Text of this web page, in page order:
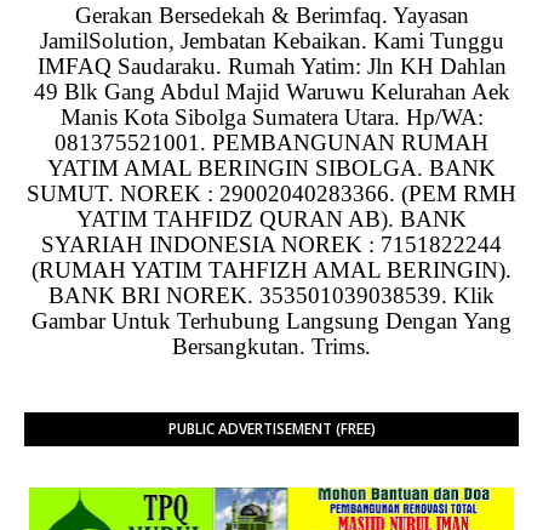
Gerakan Bersedekah & Berimfaq. Yayasan
JamilSolution, Jembatan Kebaikan. Kami Tunggu
IMFAQ Saudaraku. Rumah Yatim: Jln KH Dahlan
49 Blk Gang Abdul Majid Waruwu Kelurahan Aek
Manis Kota Sibolga Sumatera Utara. Hp/WA:
081375521001. PEMBANGUNAN RUMAH
YATIM AMAL BERINGIN SIBOLGA. BANK
SUMUT. NOREK : 29002040283366. (PEM RMH
YATIM TAHFIDZ QURAN AB). BANK
SYARIAH INDONESIA NOREK : 7151822244
(RUMAH YATIM TAHFIZH AMAL BERINGIN).
BANK BRI NOREK. 353501039038539. Klik
Gambar Untuk Terhubung Langsung Dengan Yang
Bersangkutan. Trims.
PUBLIC ADVERTISEMENT (FREE)